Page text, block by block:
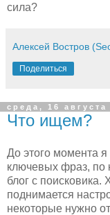
сила?
Алексей Востров
Поделиться
среда, 16 августа
Что ищем?
До этого момента я
ключевых фраз, по
блог с поисковика.
поднимается
некоторые нужно